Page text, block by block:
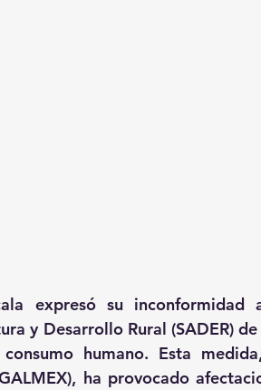
expresó su inconformidad
y Desarrollo Rural (SADER)
humano. Esta
ha provocado